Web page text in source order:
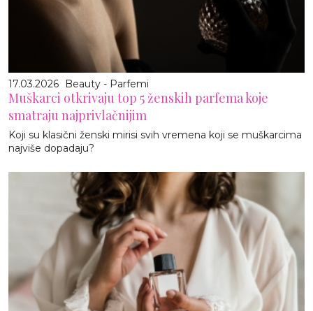
17.03.2026 Beauty - Parfemi
Muškarci otkrivaju top 5 ženskih parfema koje
smatraju najprivlačnijim
Koji su klasični ženski mirisi svih vremena koji se muškarcima
najviše dopadaju?